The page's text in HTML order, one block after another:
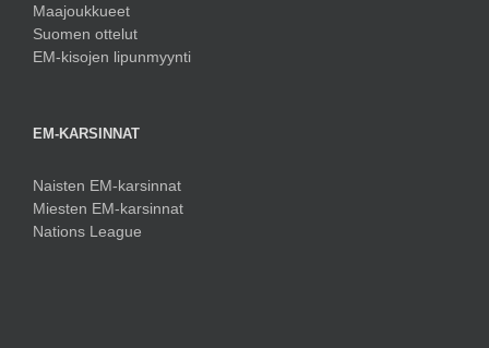
Maajoukkueet
Suomen ottelut
EM-kisojen lipunmyynti
EM-KARSINNAT
Naisten EM-karsinnat
Miesten EM-karsinnat
Nations League